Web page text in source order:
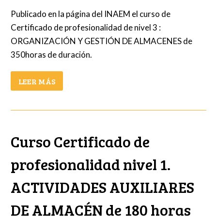
Publicado en la página del INAEM el curso de
Certificado de profesionalidad de nivel 3 :
ORGANIZACIÓN Y GESTIÓN DE ALMACENES de
350horas de duración.
LEER MÁS
Curso Certificado de
profesionalidad nivel 1.
ACTIVIDADES AUXILIARES
DE ALMACÉN de 180 horas